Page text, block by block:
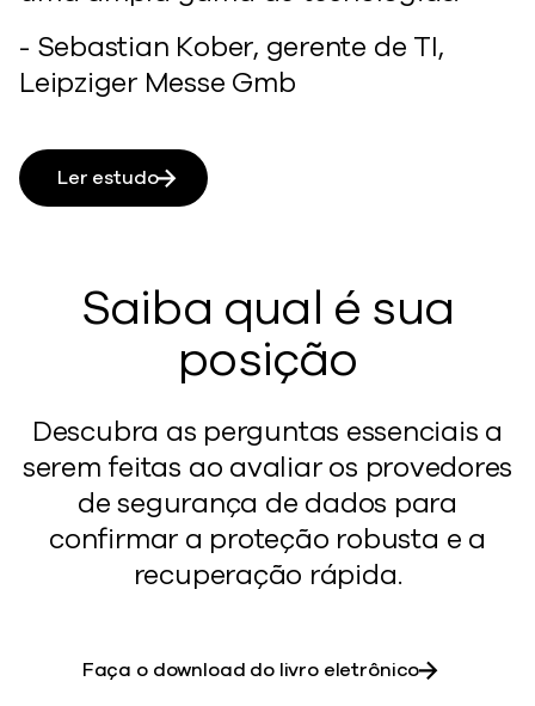
- Sebastian Kober, gerente de TI,
Leipziger Messe Gmb
Ler estudo
Saiba qual é sua
posição
Descubra as perguntas essenciais a
serem feitas ao avaliar os provedores
de segurança de dados para
confirmar a proteção robusta e a
recuperação rápida.
Faça o download do livro eletrônico